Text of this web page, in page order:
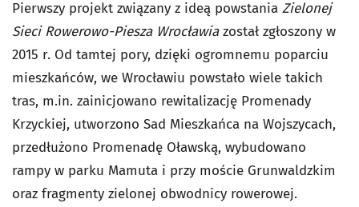
Pierwszy projekt związany z ideą powstania Zielonej
Sieci Rowerowo-Piesza Wrocławiazostał zgłoszony w
2015 r. Od tamtej pory, dzięki ogromnemu poparciu
mieszkańców, we Wrocławiu powstało wiele takich
tras, m.in. zainicjowano rewitalizację Promenady
Krzyckiej, utworzono Sad Mieszkańca na Wojszycach,
przedłużono Promenadę Oławską, wybudowano
rampy w parku Mamuta i przy moście Grunwaldzkim
oraz fragmenty zielonej obwodnicy rowerowej.